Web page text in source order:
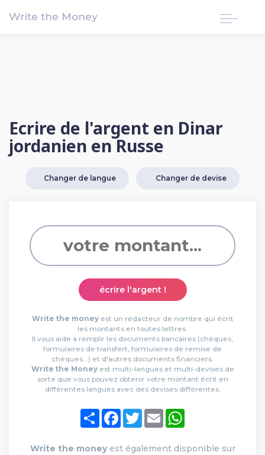
Write the Money
Ecrire de l'argent en Dinar
jordanien en Russe
Changer de langue Changer de devise
écrire l'argent !
Write the moneyest un rédacteur de nombre qui écrit
les montants en toutes lettres.
Il vous aide à remplir les documents bancaires (chèques,
formulaires de transfert, formulaires de remise de
chèques...) et d'autres documents financiers.
Write the Moneyest multi-langues et multi-devises de
sorte que vous pouvez obtenir votre montant écrit en
différentes langues avec des devises différentes.
PartagerFacebookTwitterEmail
Write the moneyest également disponible sur